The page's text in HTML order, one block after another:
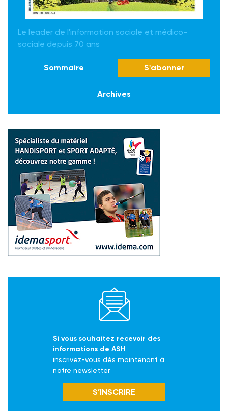
Le leader de l'information sociale et médico-
sociale depuis 70 ans
Sommaire S'abonner
Archives
Si vous souhaitez recevoir des
informations de ASH
inscrivez-vous dès maintenant à
notre newsletter
S’INSCRIRE